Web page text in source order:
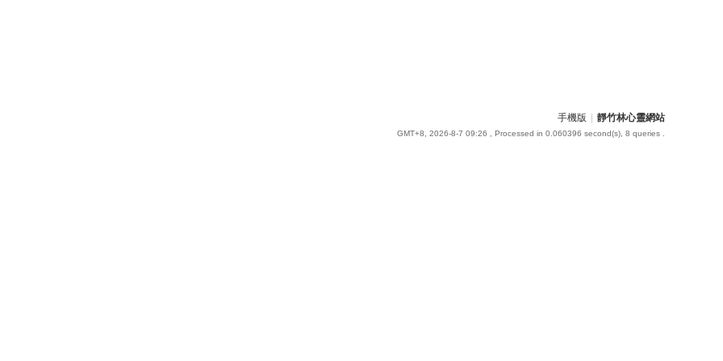
手機版 靜竹林心靈網站
GMT+8, 2026-8-7 09:26 , Processed in 0.060396 second(s), 8 queries .